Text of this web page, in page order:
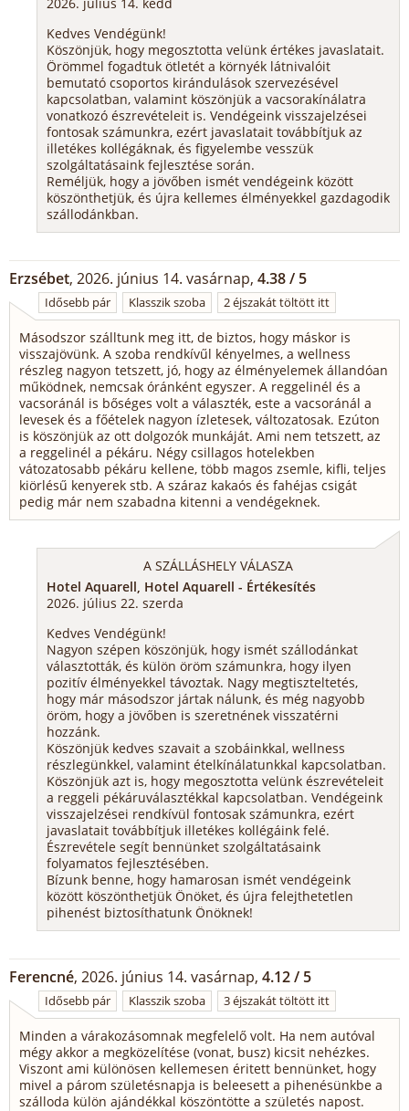
Kedves Vendégünk!
Köszönjük, hogy megosztotta velünk értékes javaslatait.
Örömmel fogadtuk ötletét a környék látnivalóit
bemutató csoportos kirándulások szervezésével
kapcsolatban, valamint köszönjük a vacsorakínálatra
vonatkozó észrevételeit is. Vendégeink visszajelzései
fontosak számunkra, ezért javaslatait továbbítjuk az
illetékes kollégáknak, és figyelembe vesszük
szolgáltatásaink fejlesztése során.
Reméljük, hogy a jövőben ismét vendégeink között
köszönthetjük, és újra kellemes élményekkel gazdagodik
szállodánkban.
Erzsébet, 2026. június 14. vasárnap, 4.38 / 5
Idősebb pár Klasszik szoba 2 éjszakát töltött itt
Másodszor szálltunk meg itt, de biztos, hogy máskor is
visszajövünk. A szoba rendkívűl kényelmes, a wellness
részleg nagyon tetszett, jó, hogy az élményelemek állandóan
működnek, nemcsak óránként egyszer. A reggelinél és a
vacsoránál is bőséges volt a választék, este a vacsoránál a
levesek és a főételek nagyon ízletesek, változatosak. Ezúton
is köszönjük az ott dolgozók munkáját. Ami nem tetszett, az
a reggelinél a pékáru. Négy csillagos hotelekben
vátozatosabb pékáru kellene, több magos zsemle, kifli, teljes
kiörlésű kenyerek stb. A száraz kakaós és fahéjas csigát
pedig már nem szabadna kitenni a vendégeknek.
A SZÁLLÁSHELY VÁLASZA
Hotel Aquarell, Hotel Aquarell - Értékesítés
2026. július 22. szerda
Kedves Vendégünk!
Nagyon szépen köszönjük, hogy ismét szállodánkat
választották, és külön öröm számunkra, hogy ilyen
pozitív élményekkel távoztak. Nagy megtiszteltetés,
hogy már másodszor jártak nálunk, és még nagyobb
öröm, hogy a jövőben is szeretnének visszatérni
hozzánk.
Köszönjük kedves szavait a szobáinkkal, wellness
részlegünkkel, valamint ételkínálatunkkal kapcsolatban.
Köszönjük azt is, hogy megosztotta velünk észrevételeit
a reggeli pékáruválasztékkal kapcsolatban. Vendégeink
visszajelzései rendkívül fontosak számunkra, ezért
javaslatait továbbítjuk illetékes kollégáink felé.
Észrevétele segít bennünket szolgáltatásaink
folyamatos fejlesztésében.
Bízunk benne, hogy hamarosan ismét vendégeink
között köszönthetjük Önöket, és újra felejthetetlen
pihenést biztosíthatunk Önöknek!
Ferencné, 2026. június 14. vasárnap, 4.12 / 5
Idősebb pár Klasszik szoba 3 éjszakát töltött itt
Minden a várakozásomnak megfelelő volt. Ha nem autóval
mégy akkor a megközelítése (vonat, busz) kicsit nehézkes.
Viszont ami különösen kellemesen éritett bennünket, hogy
mivel a párom születésnapja is beleesett a pihenésünkbe a
szálloda külön ajándékkal köszöntötte a születés napost.